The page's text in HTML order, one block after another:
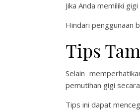
Jika Anda memiliki
Hindari penggunaan
Tips
Selain
pemutihan gigi
Tips ini dapat